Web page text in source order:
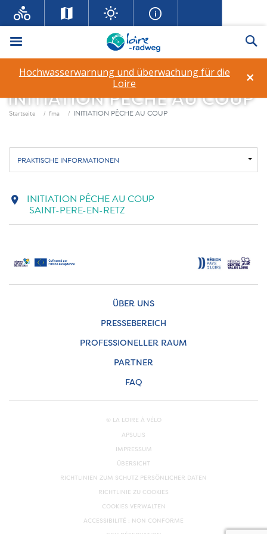
Menü
×
Hochwasserwarnung und überwachung für die
Loire
INITIATION PÊCHE AU COUP
Fil d'ariane
Startseite fma INITIATION PÊCHE AU COUP
PRAKTISCHE INFORMATIONEN
location_on INITIATION PÊCHE AU COUP
SAINT-PERE-EN-RETZ
ÜBER UNS
PRESSEBEREICH
PROFESSIONELLER RAUM
PARTNER
FAQ
© LA LOIRE À VÉLO
APSULIS
IMPRESSUM
ÜBERSICHT
RICHTLINIEN ZUM SCHUTZ PERSÖNLICHER DATEN
RICHTLINIE ZU COOKIES
COOKIES VERWALTEN
ACCESSIBILITÉ : NON CONFORME